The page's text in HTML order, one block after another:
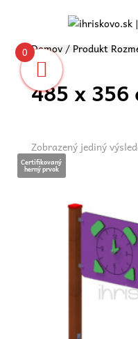
Domov/ Produkt
cm
485 x 356
Zobrazený jediný
Certifikovaný
herný prvok
0